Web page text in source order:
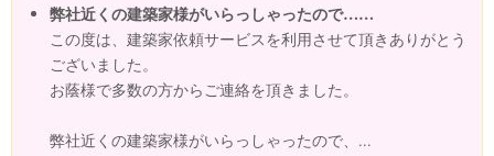
弊社近くの建築家様がいらっしゃったので……
この度は、建築家依頼サービスを利用させて頂きありがとう
ございました。
お蔭様で多数の方からご連絡を頂きました。
弊社近くの建築家様がいらっしゃったので、...